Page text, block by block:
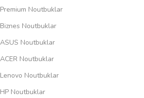
Premium Noutbuklar
Biznes Noutbuklar
ASUS Noutbuklar
ACER Noutbuklar
Lenovo Noutbuklar
HP Noutbuklar